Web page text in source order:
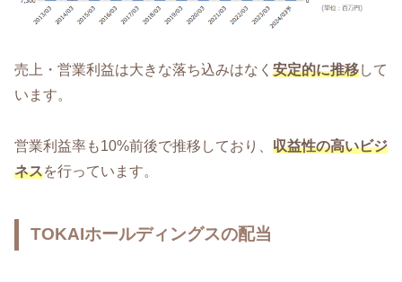
売上・営業利益は大きな落ち込みはなく 安定的に推移して
います。
営業利益率も10%前後で推移しており、 収益性の高いビジ
ネスを行っています。
TOKAIホールディングスの配当